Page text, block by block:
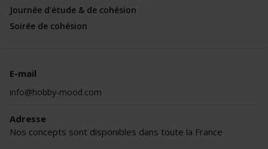
Journée d’étude & de cohésion
Soirée de cohésion
E-mail
info@hobby-mood.com
Adresse
Nos concepts sont disponibles dans toute la France